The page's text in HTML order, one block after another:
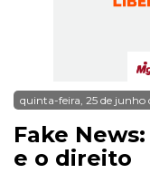
quinta-feira, 25 de junho
Fake
e o direito